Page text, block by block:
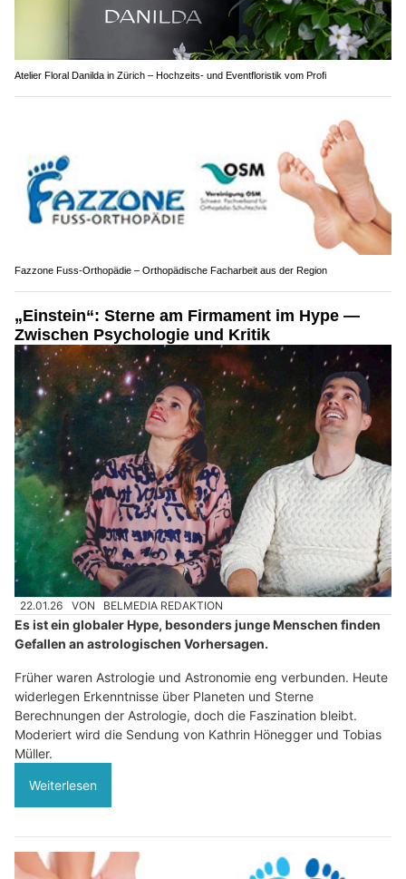
Atelier Floral Danilda in Zürich – Hochzeits- und Eventfloristik vom Profi
Fazzone Fuss-Orthopädie – Orthopädische Facharbeit aus der Region
„Einstein“: Sterne am Firmament im Hype —
Zwischen Psychologie und Kritik
22.01.26 VON BELMEDIA REDAKTION
Es ist ein globaler Hype, besonders junge Menschen finden
Gefallen an astrologischen Vorhersagen.
Früher waren Astrologie und Astronomie eng verbunden. Heute
widerlegen Erkenntnisse über Planeten und Sterne
Berechnungen der Astrologie, doch die Faszination bleibt.
Moderiert wird die Sendung von Kathrin Hönegger und Tobias
Müller.
Weiterlesen